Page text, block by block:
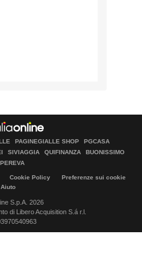
PAGINEGIALLE SHOP
PGCASA
SIVIAGGIA QUIFINANZA
BUONISSIMO
Cookie Policy
Preferenze sui cookie
Aiuto
S.p.A. 2026
di Libero Acquisition S.á r.l.